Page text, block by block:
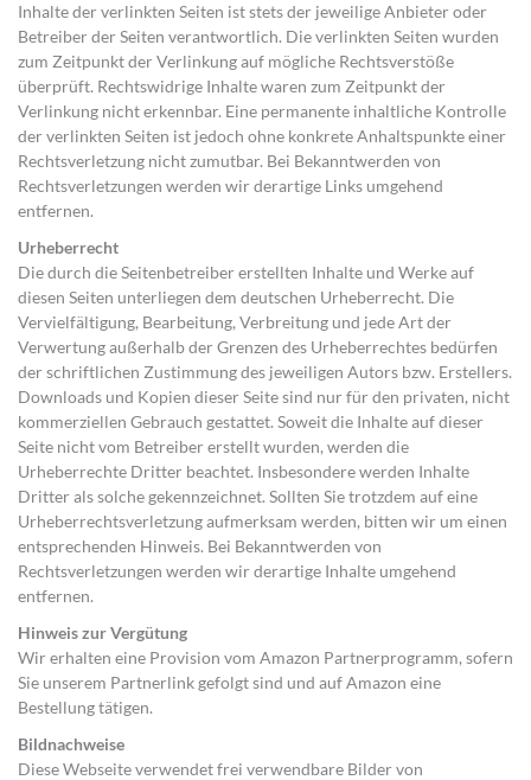
Inhalte der verlinkten Seiten ist stets der jeweilige Anbieter oder
Betreiber der Seiten verantwortlich. Die verlinkten Seiten wurden
zum Zeitpunkt der Verlinkung auf mögliche Rechtsverstöße
überprüft. Rechtswidrige Inhalte waren zum Zeitpunkt der
Verlinkung nicht erkennbar. Eine permanente inhaltliche Kontrolle
der verlinkten Seiten ist jedoch ohne konkrete Anhaltspunkte einer
Rechtsverletzung nicht zumutbar. Bei Bekanntwerden von
Rechtsverletzungen werden wir derartige Links umgehend
entfernen.
Urheberrecht
Die durch die Seitenbetreiber erstellten Inhalte und Werke auf
diesen Seiten unterliegen dem deutschen Urheberrecht. Die
Vervielfältigung, Bearbeitung, Verbreitung und jede Art der
Verwertung außerhalb der Grenzen des Urheberrechtes bedürfen
der schriftlichen Zustimmung des jeweiligen Autors bzw. Erstellers.
Downloads und Kopien dieser Seite sind nur für den privaten, nicht
kommerziellen Gebrauch gestattet. Soweit die Inhalte auf dieser
Seite nicht vom Betreiber erstellt wurden, werden die
Urheberrechte Dritter beachtet. Insbesondere werden Inhalte
Dritter als solche gekennzeichnet. Sollten Sie trotzdem auf eine
Urheberrechtsverletzung aufmerksam werden, bitten wir um einen
entsprechenden Hinweis. Bei Bekanntwerden von
Rechtsverletzungen werden wir derartige Inhalte umgehend
entfernen.
Hinweis zur Vergütung
Wir erhalten eine Provision vom Amazon Partnerprogramm, sofern
Sie unserem Partnerlink gefolgt sind und auf Amazon eine
Bestellung tätigen.
Bildnachweise
Diese Webseite verwendet frei verwendbare Bilder von